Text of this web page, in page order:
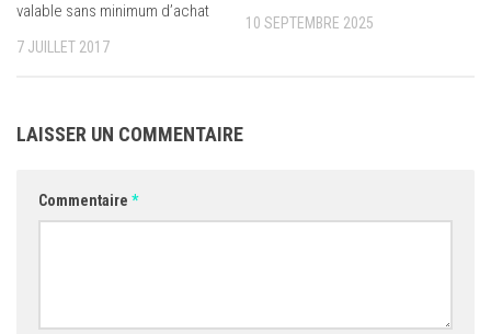
valable sans minimum d’achat
7 JUILLET 2017
10 SEPTEMBRE 2025
LAISSER UN COMMENTAIRE
Commentaire *